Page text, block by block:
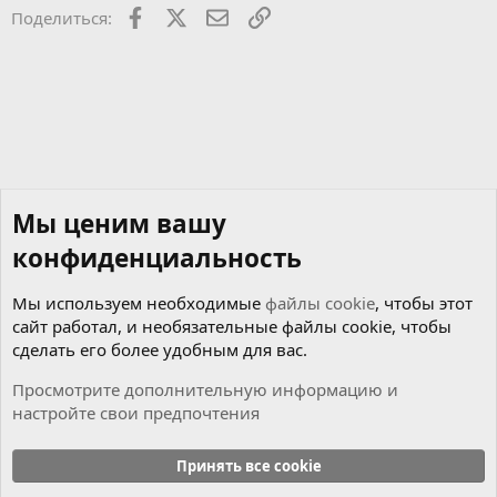
Trebuchet MS
Поделиться: Facebook ПочтаСсылкой
Cookies Russian (RU)
Мы ценим вашу
конфиденциальность
Мы используем необходимые файлы cookie, чтобы этот
сайт работал, и необязательные файлы cookie, чтобы
сделать его более удобным для вас.
Просмотрите дополнительную информацию и
настройте свои предпочтения
Принять все cookie